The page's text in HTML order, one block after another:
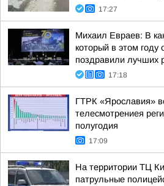
17:27
Михаил Евраев: В
который в этом году
поздравили лучших
17:18
ГТРК «Ярославия»
телесмотрениея
полугодия
17:09
На территории ТЦ
патрульные